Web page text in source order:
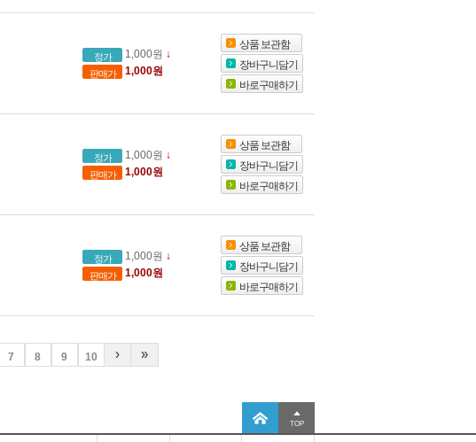
정가 1,000원 ↓
판매가 1,000원
상품 보관함
장바구니담기
바로구매하기
정가 1,000원 ↓
판매가 1,000원
상품 보관함
장바구니담기
바로구매하기
정가 1,000원 ↓
판매가 1,000원
상품 보관함
장바구니담기
바로구매하기
7 8 9 10 › »
TOP